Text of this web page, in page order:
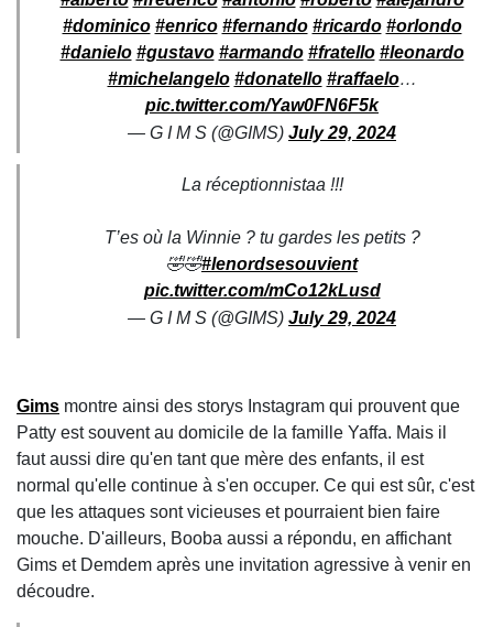
#dominico #enrico #fernando #ricardo #orlondo
#danielo #gustavo #armando #fratello #leonardo
#michelangelo #donatello #raffaelo…
pic.twitter.com/Yaw0FN6F5k
— G I M S (@GIMS) July 29, 2024
La réceptionnistaa !!!
T’es où la Winnie ? tu gardes les petits ?
🤣🤣#lenordsesouvient
pic.twitter.com/mCo12kLusd
— G I M S (@GIMS) July 29, 2024
Gims montre ainsi des storys Instagram qui prouvent que
Patty est souvent au domicile de la famille Yaffa. Mais il
faut aussi dire qu'en tant que mère des enfants, il est
normal qu'elle continue à s'en occuper. Ce qui est sûr, c'est
que les attaques sont vicieuses et pourraient bien faire
mouche. D'ailleurs, Booba aussi a répondu, en affichant
Gims et Demdem après une invitation agressive à venir en
découdre.